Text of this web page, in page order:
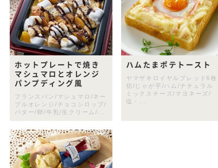
ホットプレートで焼き
マシュマロとオレンジ
パンプディング風
フランスパン/マシュマロ/ネー
ブルオレンジ/チョコシロップ/
バター/卵/牛乳/生クリーム/...
ハムたまポテトースト
ヤマザキロイヤルブレッド6枚
切/じゃが芋/ハム/ナチュラル
ミックスチーズ/マヨネーズ/
塩・...